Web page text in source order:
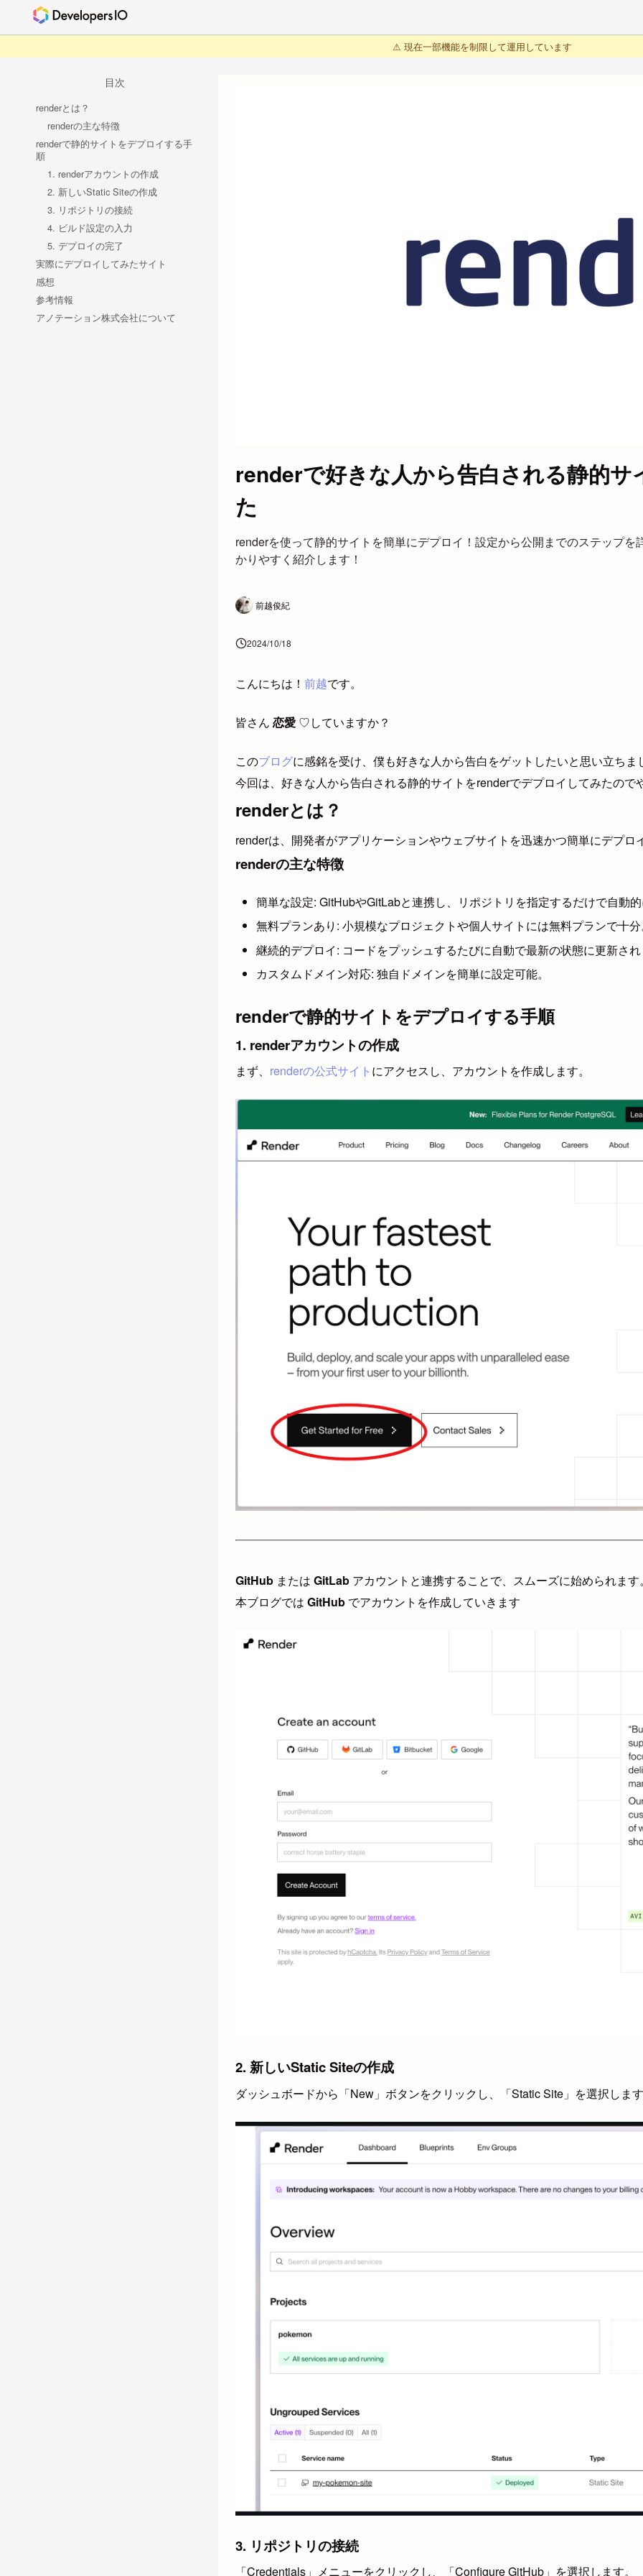
⚠ 現在一部機能を制限して運用しています
目次
renderとは？
renderの主な特徴
renderで静的サイトをデプロイする手
順
1. renderアカウントの作成
2. 新しいStatic Siteの作成
3. リポジトリの接続
4. ビルド設定の入力
5. デプロイの完了
実際にデプロイしてみたサイト
感想
参考情報
アノテーション株式会社について
renderで好きな人から告白される静的
た
renderを使って静的サイトを簡単にデプロイ！設定から公開までのステップ
かりやすく紹介します！
前越俊紀
2024/10/18
こんにちは！ 前越です。
皆さん 恋愛 ♡していますか？
このブログに感銘を受け、僕も好きな人から告白をゲットしたいと思い立ちま
今回は、好きな人から告白される静的サイトをrenderでデプロイしてみたの
renderとは？
renderは、開発者がアプリケーションやウェブサイトを迅速かつ簡単にデプロ
renderの主な特徴
簡単な設定: GitHubやGitLabと連携し、リポジトリを指定するだけで自動
無料プランあり: 小規模なプロジェクトや個人サイトには無料プランで十
継続的デプロイ: コードをプッシュするたびに自動で最新の状態に更新さ
カスタムドメイン対応: 独自ドメインを簡単に設定可能。
renderで静的サイトをデプロイする手順
1. renderアカウントの作成
まず、 renderの公式サイト にアクセスし、アカウントを作成します。
GitHub または GitLab アカウントと連携することで、スムーズに始められます
本ブログでは GitHub でアカウントを作成していきます
2. 新しいStatic Siteの作成
ダッシュボードから「New」ボタンをクリックし、「Static Site」を選択しま
3. リポジトリの接続
「Credentials」メニューをクリックし、「Configure GitHub」を選択します。